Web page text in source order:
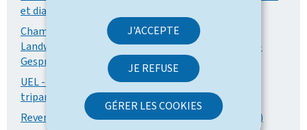
J'ACCEPTE
JE REFUSE
GÉRER LES COOKIES
et dialogue social (02.06.2026) (Pdf, 294 Ko)
Chambre d'Agriculture - Vorschläge der
Landwirtschaftskammer im Rahmen der Tripartite-
Gespräche (02.06.2026) (Allemand, Pdf, 106 Ko)
UEL - Positionnement de l’UEL en vue la réunion
tripartite (02.06.2026) (Pdf, 653 Ko)
Revendications de la CGFP (02.06.2026) (Pdf, 175 Ko)